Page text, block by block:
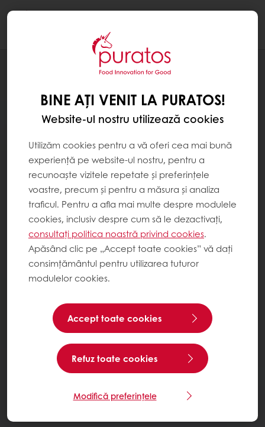
BINE AȚI VENIT LA PURATOS!
Website-ul nostru utilizează cookies
Utilizăm cookies pentru a vă oferi cea mai bună
experiență pe website-ul nostru, pentru a
recunoaște vizitele repetate și preferințele
voastre, precum și pentru a măsura și analiza
traficul. Pentru a afla mai multe despre modulele
cookies, inclusiv despre cum să le dezactivați,
consultați politica noastră privind cookies.
Apăsând clic pe „Accept toate cookies” vă dați
consimțământul pentru utilizarea tuturor
modulelor cookies.
Accept toate cookies
Refuz toate cookies
Modifică preferințele